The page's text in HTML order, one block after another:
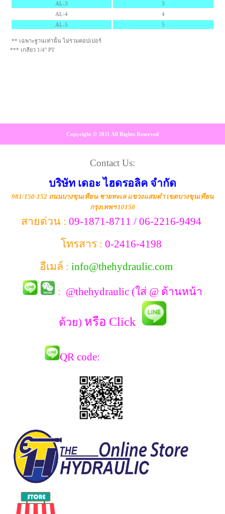
AL-3
3
AL-4
4
AL-5
5
** เฉพาะฐานเท่านั้น ไม่รวมคอปเปอร์
*** เกลียว 1/4" PT
Copyright © 2011 All Rights Reserved
Contact Us:
บริษัท เดอะ ไฮดรอลิค จำกัด
981/150-152 ถนนบางขุนเทียน-ชายทะเล แขวงแสมดำ เขตบางขุนเทียน
กรุงเทพฯ 10150
สายด่วน : 09-1871-8711 / 06-2216-9494
โทรสาร : 0-2416-4198
อีเมล์ : info@thehydraulic.com
: @thehydraulic (ใส่ @ ด้านหน้า
ด้วย) หรือ Click
QR code: